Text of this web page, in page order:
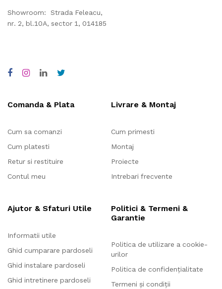
Showroom: Strada Feleacu,
nr. 2, bl.10A, sector 1, 014185
Comanda & Plata
Cum sa comanzi
Cum platesti
Retur si restituire
Contul meu
Livrare & Montaj
Cum primesti
Montaj
Proiecte
Intrebari frecvente
Ajutor & Sfaturi Utile
Informatii utile
Ghid cumparare pardoseli
Ghid instalare pardoseli
Ghid intretinere pardoseli
Politici & Termeni &
Garantie
Politica de utilizare a cookie-
urilor
Politica de confidențialitate
Termeni și condiții